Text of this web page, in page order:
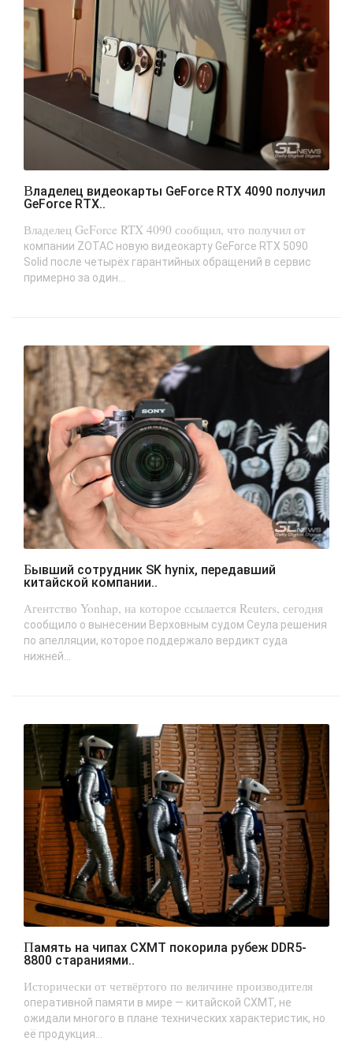
Владелец видеокарты GeForce RTX 4090 получил
GeForce RTX..
Владелец GeForce RTX 4090 сообщил, что получил от
компании ZOTAC новую видеокарту GeForce RTX 5090
Solid после четырёх гарантийных обращений в сервис
примерно за один...
Бывший сотрудник SK hynix, передавший
китайской компании..
Агентство Yonhap, на которое ссылается Reuters, сегодня
сообщило о вынесении Верховным судом Сеула решения
по апелляции, которое поддержало вердикт суда
нижней...
Память на чипах CXMT покорила рубеж DDR5-
8800 стараниями..
Исторически от четвёртого по величине производителя
оперативной памяти в мире — китайской CXMT, не
ожидали многого в плане технических характеристик, но
её продукция...